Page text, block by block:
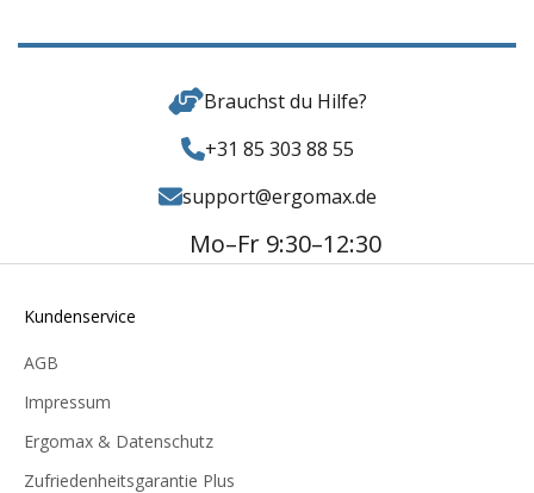
Brauchst du Hilfe?
+31 85 303 88 55
support@ergomax.de
Mo–Fr 9:30–12:30
Kundenservice
AGB
Impressum
Ergomax & Datenschutz
Zufriedenheitsgarantie Plus